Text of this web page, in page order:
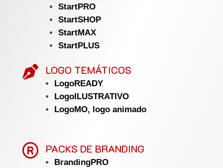
StartPRO
StartSHOP
StartMAX
StartPLUS
 LOGO TEMÁTICOS
LogoREADY
LogoILUSTRATIVO
LogoMO, logo animado
 PACKS DE BRANDING
BrandingPRO